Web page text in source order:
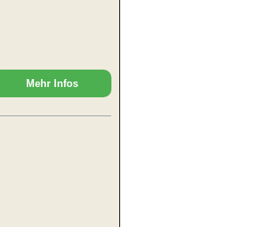
Mehr Infos